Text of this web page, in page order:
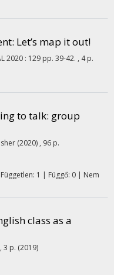
: Let’s map it out!
2020 : 129 pp. 39-42. , 4 p.
to talk: group
(2020) , 96 p.
1 | Függő: 0 | Nem
class as a
3 p. (2019)